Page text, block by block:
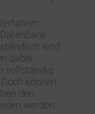
sind
dabei
vollständig
können
den
werden.